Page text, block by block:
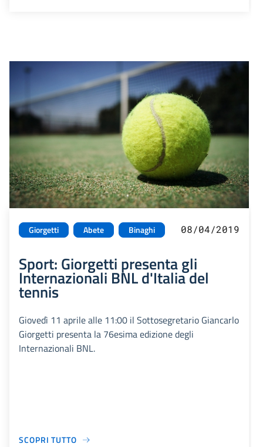
Giorgetti Abete Binaghi 08/04/2019
Sport: Giorgetti presenta gli
Internazionali BNL d'Italia del
tennis
Giovedì 11 aprile alle 11:00 il Sottosegretario Giancarlo
Giorgetti presenta la 76esima edizione degli
Internazionali BNL.
SCOPRI TUTTO